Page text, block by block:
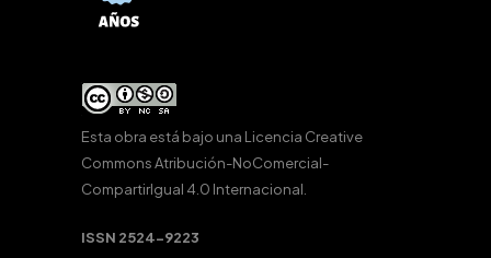
Esta obra está bajo una Licencia Creative
Commons Atribución-NoComercial-
CompartirIgual 4.0 Internacional.
ISSN 2524-9223